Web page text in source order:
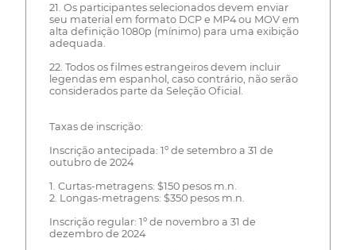
21. Os participantes selecionados devem enviar
seu material em formato DCP e MP4 ou MOV em
alta definição 1080p (mínimo) para uma exibição
adequada.
22. Todos os filmes estrangeiros devem incluir
legendas em espanhol, caso contrário, não serão
considerados parte da Seleção Oficial.
Taxas de inscrição:
Inscrição antecipada: 1º de setembro a 31 de
outubro de 2024
1. Curtas-metragens: $150 pesos m.n.
2. Longas-metragens: $350 pesos m.n.
Inscrição regular: 1º de novembro a 31 de
dezembro de 2024